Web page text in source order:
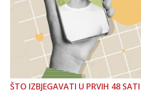
ŠTO IZBJEGAVATI U PRVIH 48